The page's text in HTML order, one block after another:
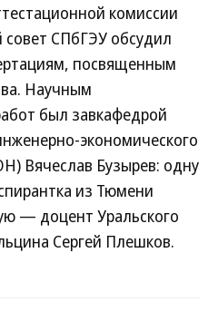
комиссии
СПбГЭУ обсудил
посвященным
Научным
был завкафедрой
экономического
Вячеслав Бузырев: одну
из Тюмени
— доцент Уральского
Сергей Плешков.